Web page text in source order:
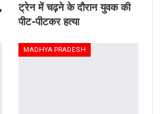
ट्रेन में चढ़ने के दौरान युवक की
पीट-पीटकर हत्या
MADHYA PRADESH